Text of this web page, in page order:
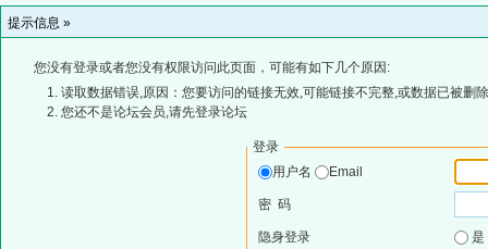
提示信息 »
您没有登录或者您没有权限访问此页面，可能有如下几个原因:
读取数据错误,原因：您要访问的链接无效,可能链接不完整,或数据已被删
您还不是论坛会员,请先登录论坛
登录
用户名
Email
密 码
隐身登录